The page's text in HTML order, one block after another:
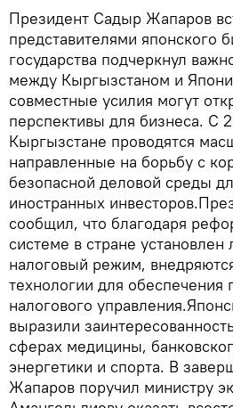
Президент Садыр Жапаров
представителями японского
государства подчеркнул
между Кыргызстаном и
совместные усилия могут
перспективы для бизнеса. С
Кыргызстане проводятся
направленные на борьбу с
безопасной деловой среды
иностранных
сообщил, что благодаря
системе в стране
налоговый режим,
технологии для обеспечения
налогового
выразили
сферах медицины,
энергетики и спорта. В
Жапаров поручил министру